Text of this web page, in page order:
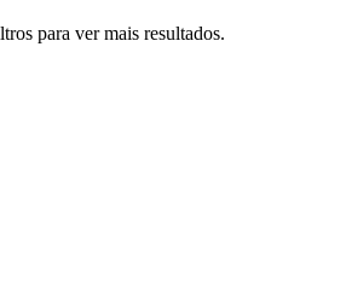
para ver mais resultados.